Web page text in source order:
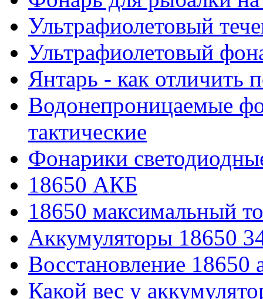
Ультрафиолетовый
Ультрафиолетовый
Янтарь - как отличить
Водонепроницаемые
тактические
Фонарики
18650 АКБ
18650 максимальный
Аккумуляторы 18650
Восстановление 18650
Какой вес у